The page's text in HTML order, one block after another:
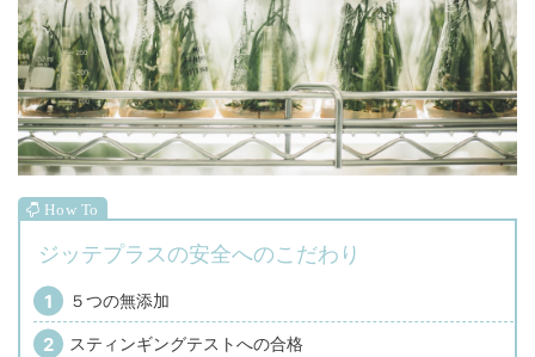
ジッテプラスの安全へのこだわり
５つの無添加
スティンギングテストへの合格